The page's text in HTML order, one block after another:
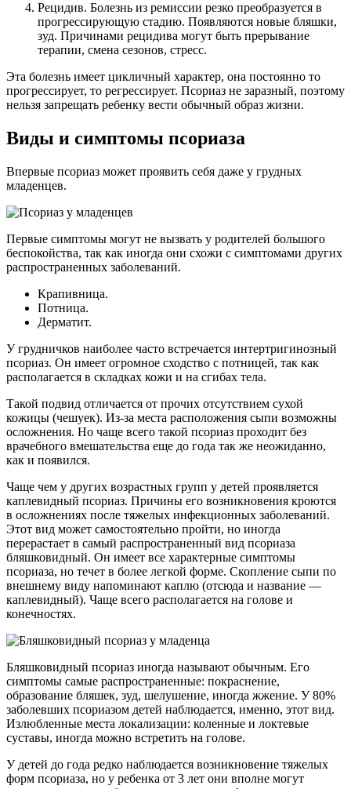
Рецидив. Болезнь из ремиссии резко преобразуется в
прогрессирующую стадию. Появляются новые бляшки,
зуд. Причинами рецидива могут быть прерывание
терапии, смена сезонов, стресс.
Эта болезнь имеет цикличный характер, она постоянно то
прогрессирует, то регрессирует. Псориаз не заразный, поэтому
нельзя запрещать ребенку вести обычный образ жизни.
Виды и симптомы псориаза
Впервые псориаз может проявить себя даже у грудных
младенцев.
Первые симптомы могут не вызвать у родителей большого
беспокойства, так как иногда они схожи с симптомами других
распространенных заболеваний.
Крапивница.
Потница.
Дерматит.
У грудничков наиболее часто встречается интертригинозный
псориаз. Он имеет огромное сходство с потницей, так как
располагается в складках кожи и на сгибах тела.
Такой подвид отличается от прочих отсутствием сухой
кожицы (чешуек). Из-за места расположения сыпи возможны
осложнения. Но чаще всего такой псориаз проходит без
врачебного вмешательства еще до года так же неожиданно,
как и появился.
Чаще чем у других возрастных групп у детей проявляется
каплевидный псориаз. Причины его возникновения кроются
в осложнениях после тяжелых инфекционных заболеваний.
Этот вид может самостоятельно пройти, но иногда
перерастает в самый распространенный вид псориаза
бляшковидный. Он имеет все характерные симптомы
псориаза, но течет в более легкой форме. Скопление сыпи по
внешнему виду напоминают каплю (отсюда и название —
каплевидный). Чаще всего располагается на голове и
конечностях.
Бляшковидный псориаз иногда называют обычным. Его
симптомы самые распространенные: покраснение,
образование бляшек, зуд, шелушение, иногда жжение. У 80%
заболевших псориазом детей наблюдается, именно, этот вид.
Излюбленные места локализации: коленные и локтевые
суставы, иногда можно встретить на голове.
У детей до года редко наблюдается возникновение тяжелых
форм псориаза, но у ребенка от 3 лет они вполне могут